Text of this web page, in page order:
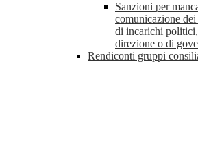
Sanzioni per
comunicazione
di incarichi
direzione o di
Rendiconti gruppi